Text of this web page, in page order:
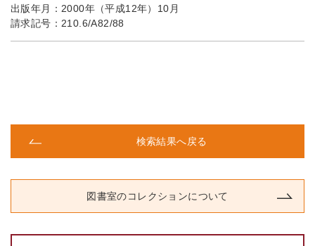
出版年月： 2000年（平成12年）10月
請求記号： 210.6/A82/88
検索結果へ戻る
図書室のコレクションについて